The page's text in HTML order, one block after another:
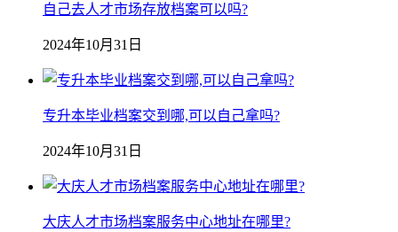
自己去人才市场存放档案可以吗?
2024年10月31日
专升本毕业档案交到哪,可以自己拿吗?
2024年10月31日
大庆人才市场档案服务中心地址在哪里?